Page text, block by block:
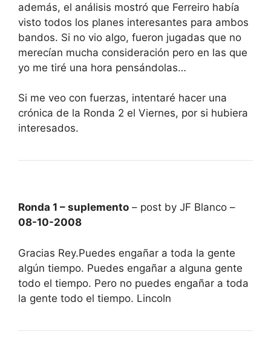
además, el análisis mostró que Ferreiro había
visto todos los planes interesantes para ambos
bandos. Si no vio algo, fueron jugadas que no
merecían mucha consideración pero en las que
yo me tiré una hora pensándolas…
Si me veo con fuerzas, intentaré hacer una
crónica de la Ronda 2 el Viernes, por si hubiera
interesados.
Ronda 1 – suplemento – post by JF Blanco –
08-10-2008
Gracias Rey.Puedes engañar a toda la gente
algún tiempo. Puedes engañar a alguna gente
todo el tiempo. Pero no puedes engañar a toda
la gente todo el tiempo. Lincoln